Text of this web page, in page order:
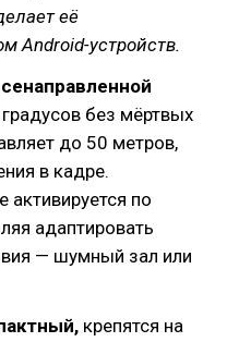
её
Android-устройств.
без мёртвых
до 50 метров,
в кадре.
по
адаптировать
— шумный зал или
крепятся на